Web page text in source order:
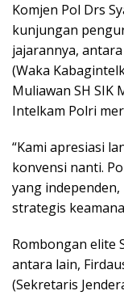
Komjen Pol Drs
kunjungan
jajarannya,
(Waka
Muliawan SH SIK
Intelkam Polri
“Kami apresiasi
konvensi nanti.
yang
strategis
Rombongan elite
antara lain,
(Sekretaris